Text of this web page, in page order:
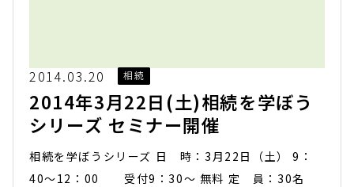
2014.03.20 相続
2014年3月22日(土)相続を学ぼう
シリーズ セミナー開催
相続を学ぼうシリーズ 日 時：3月22日（土） 9：
40～12：00 受付9：30～ 無料 定 員：30名